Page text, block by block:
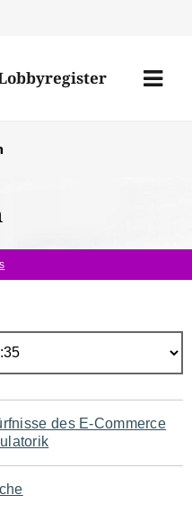
Menü
des E-Commerce